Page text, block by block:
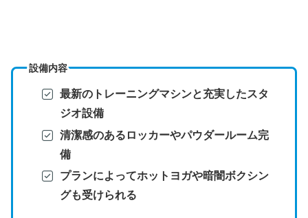
設備内容
最新のトレーニングマシンと充実したスタ
ジオ設備
清潔感のあるロッカーやパウダールーム完
備
プランによってホットヨガや暗闇ボクシン
グも受けられる